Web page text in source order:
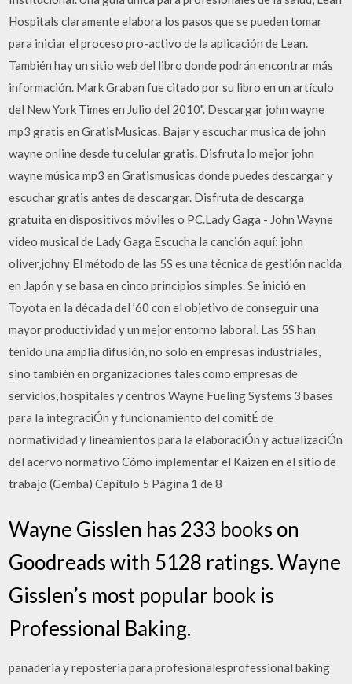
Hospitals claramente elabora los pasos que se pueden tomar
para iniciar el proceso pro-activo de la aplicación de Lean.
También hay un sitio web del libro donde podrán encontrar más
información. Mark Graban fue citado por su libro en un artículo
del New York Times en Julio del 2010". Descargar john wayne
mp3 gratis en GratisMusicas. Bajar y escuchar musica de john
wayne online desde tu celular gratis. Disfruta lo mejor john
wayne música mp3 en Gratismusicas donde puedes descargar y
escuchar gratis antes de descargar. Disfruta de descarga
gratuita en dispositivos móviles o PC.Lady Gaga - John Wayne
video musical de Lady Gaga Escucha la canción aquí: john
oliver,johny El método de las 5S es una técnica de gestión nacida
en Japón y se basa en cinco principios simples. Se inició en
Toyota en la década del ’60 con el objetivo de conseguir una
mayor productividad y un mejor entorno laboral. Las 5S han
tenido una amplia difusión, no solo en empresas industriales,
sino también en organizaciones tales como empresas de
servicios, hospitales y centros Wayne Fueling Systems 3 bases
para la integraciÓn y funcionamiento del comitÉ de
normatividad y lineamientos para la elaboraciÓn y actualizaciÓn
del acervo normativo Cómo implementar el Kaizen en el sitio de
trabajo (Gemba) Capítulo 5 Página 1 de 8
Wayne Gisslen has 233 books on
Goodreads with 5128 ratings. Wayne
Gisslen’s most popular book is
Professional Baking.
panaderia y reposteria para profesionalesprofessional baking